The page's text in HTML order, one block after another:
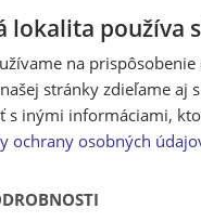
€ bez DPH
lokalita používa
na
stránky zdieľame
s inými informáciami,
ochrany osobných